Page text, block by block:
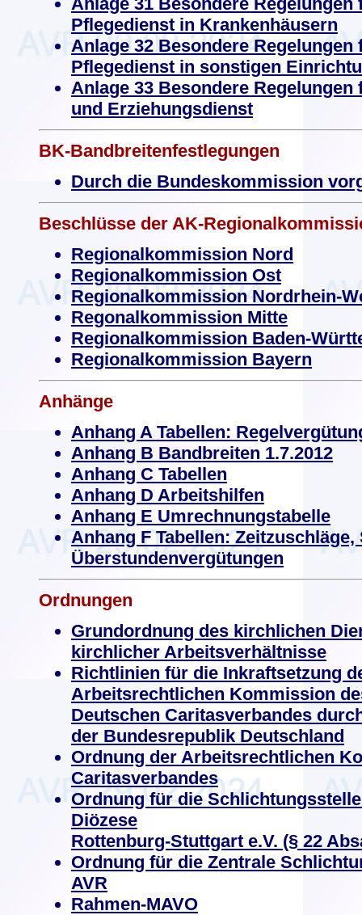
Pflegedienst in Krankenhäusern
Anlage 32 Besondere
Pflegedienst in sonstigen
Anlage 33 Besondere
und Erziehungsdienst
BK-Bandbreitenfestlegungen
Durch die Bundeskommission
Beschlüsse der AK-
Regionalkommission Nord
Regionalkommission Ost
Regionalkommission Nordrhein-
Regonalkommission Mitte
Regionalkommission Baden-
Regionalkommission Bayern
Anhänge
Anhang A Tabellen:
Anhang B Bandbreiten 1.7.2012
Anhang C Tabellen
Anhang D Arbeitshilfen
Anhang E Umrechnungstabelle
Anhang F Tabellen: Zeitzuschläge,
Überstundenvergütungen
Ordnungen
Grundordnung des kirchlichen
kirchlicher Arbeitsverhältnisse
Richtlinien für die Inkraftsetzung
Arbeitsrechtlichen Kommission
Deutschen Caritasverbandes
der Bundesrepublik Deutschland
Ordnung der Arbeitsrechtlichen
Caritasverbandes
Ordnung für die
Diözese
Rottenburg-Stuttgart e.V. (§ 22
Ordnung für die Zentrale
AVR
Rahmen-MAVO